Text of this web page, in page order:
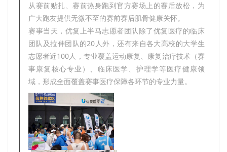
从赛前贴扎、赛前热身跑到官方赛场上的赛后放松，为
广大跑友提供无微不至的赛前赛后肌骨健康关怀。
赛事当天，优复上半马志愿者团队除了优复医疗的临床
团队及拉伸团队的20人外，还有来自各大高校的大学生
志愿者近100人，专业覆盖运动康复、康复治疗技术（赛
事康复核心专业）、临床医学、护理学等医疗健康领
域，形成全面覆盖赛事医疗保障各环节的专业力量。